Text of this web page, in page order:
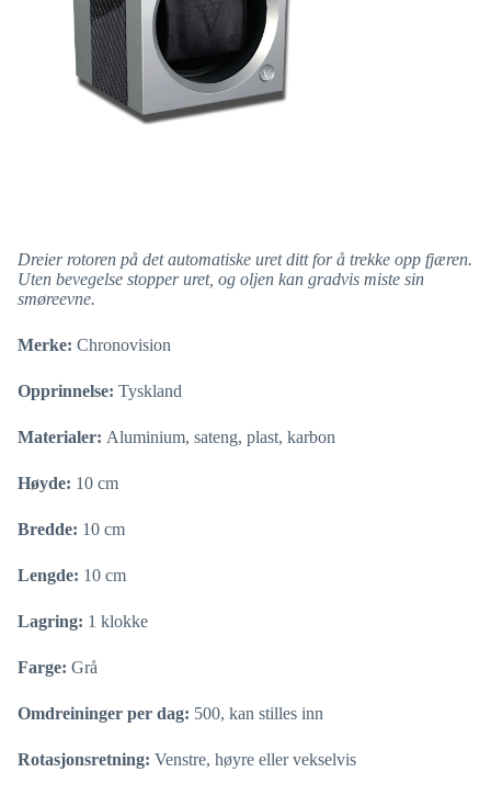
Dreier rotoren på det automatiske uret ditt for å trekke opp fjæren.
Uten bevegelse stopper uret, og oljen kan gradvis miste sin
smøreevne.
Merke: Chronovision
Opprinnelse: Tyskland
Materialer: Aluminium, sateng, plast, karbon
Høyde: 10 cm
Bredde: 10 cm
Lengde: 10 cm
Lagring: 1 klokke
Farge: Grå
Omdreininger per dag: 500, kan stilles inn
Rotasjonsretning: Venstre, høyre eller vekselvis